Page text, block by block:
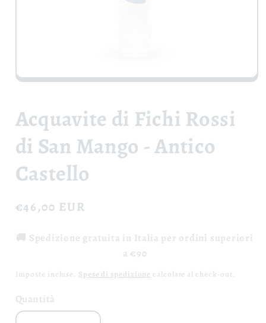
Apri
in
finestra
Acquavite di Fichi Rossi
di San Mango - Antico
Castello
Prezzo
listino
€46,00 EUR
🚚 Spedizione gratuita in Italia per ordini superiori
a €90
Imposte incluse. Spese di spedizione calcolate al check-out.
Quantità